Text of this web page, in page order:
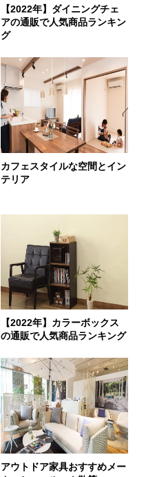
【2022年】ダイニングチェ
アの通販で人気商品ランキン
グ
カフェスタイルな空間とイン
テリア
【2022年】カラーボックス
の通販で人気商品ランキング
アウトドア家具おすすめメー